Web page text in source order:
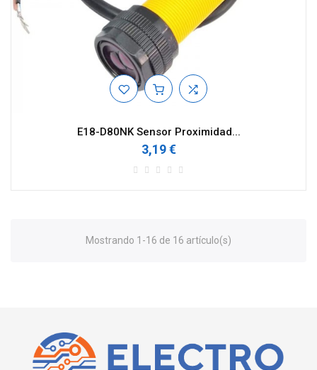
E18-D80NK Sensor Proximidad...
3,19 €
Mostrando 1-16 de 16 artículo(s)